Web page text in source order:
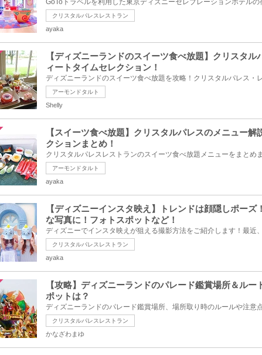
クリスタルパレスレストラン
ayaka
【ディズニーランドのスイーツ食べ放題】クリスタル
ィートタイムセレクション！
アーモンドタルト
Shelly
【スイーツ食べ放題】クリスタルパレスのメニュー解
クションまとめ！
アーモンドタルト
ayaka
【ディズニーインスタ映え】トレンドは顔隠しポー
な写真に！フォトスポットなど！
クリスタルパレスレストラン
ayaka
【攻略】ディズニーランドのパレード鑑賞場所＆ルー
ポットは？
クリスタルパレスレストラン
かなざわまゆ